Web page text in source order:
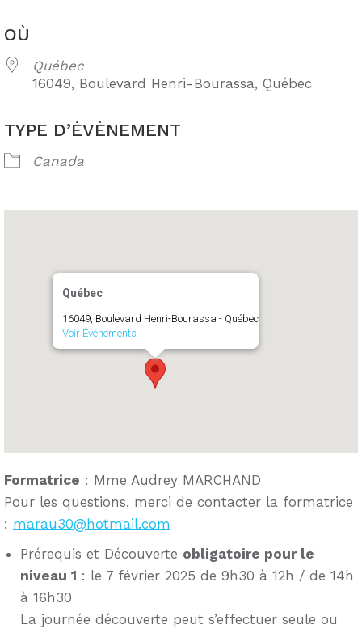
OÙ
Québec
16049, Boulevard Henri-Bourassa, Québec
TYPE D’ÉVÈNEMENT
Canada
Québec
16049, Boulevard Henri-Bourassa - Québec
Voir Évènements
Formatrice : Mme Audrey MARCHAND
Pour les questions, merci de contacter la formatrice
: marau30@hotmail.com
Prérequis et Découverte obligatoire pour le
niveau 1 : le 7 février 2025 de 9h30 à 12h / de 14h
à 16h30
La journée découverte peut s’effectuer seule ou